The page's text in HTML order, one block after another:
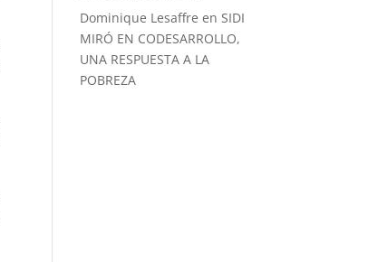
Dominique Lesaffre enSIDI
MIRÓ EN CODESARROLLO,
UNA RESPUESTA A LA
POBREZA